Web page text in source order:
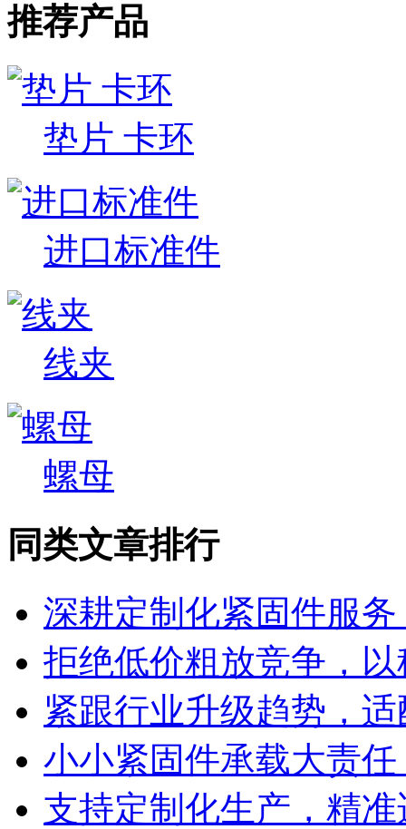
推荐产品
垫片 卡环
进口标准件
线夹
螺母
同类文章排行
深耕定制化紧固件服
拒绝低价粗放竞争，
紧跟行业升级趋势，
小小紧固件承载大责
支持定制化生产，精